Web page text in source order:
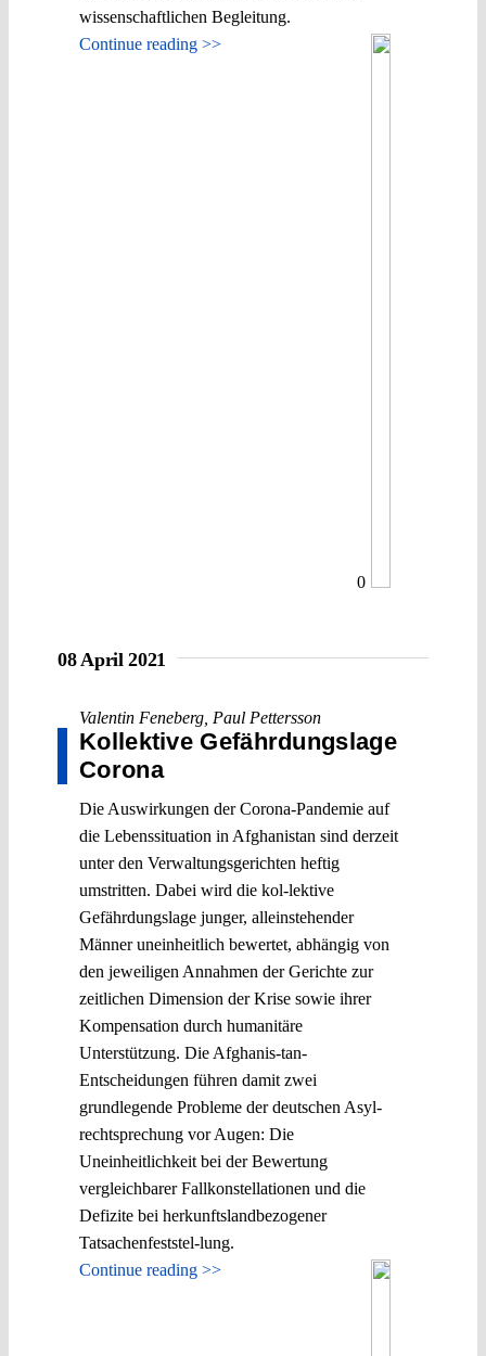
wissenschaftlichen Begleitung.
Continue reading >>
0
08 April 2021
Valentin Feneberg Paul Pettersson
Kollektive Gefährdungslage
Corona
Die Auswirkungen der Corona-Pandemie auf
die Lebenssituation in Afghanistan sind derzeit
unter den Verwaltungsgerichten heftig
umstritten. Dabei wird die kol-lektive
Gefährdungslage junger, alleinstehender
Männer uneinheitlich bewertet, abhängig von
den jeweiligen Annahmen der Gerichte zur
zeitlichen Dimension der Krise sowie ihrer
Kompensation durch humanitäre
Unterstützung. Die Afghanis-tan-
Entscheidungen führen damit zwei
grundlegende Probleme der deutschen Asyl-
rechtsprechung vor Augen: Die
Uneinheitlichkeit bei der Bewertung
vergleichbarer Fallkonstellationen und die
Defizite bei herkunftslandbezogener
Tatsachenfeststel-lung.
Continue reading >>